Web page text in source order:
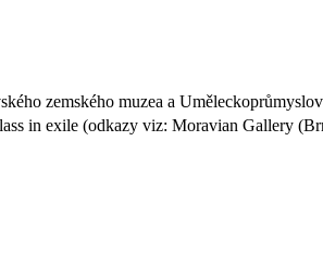
zemského muzea a
in exile (odkazy viz: Moravian Gallery